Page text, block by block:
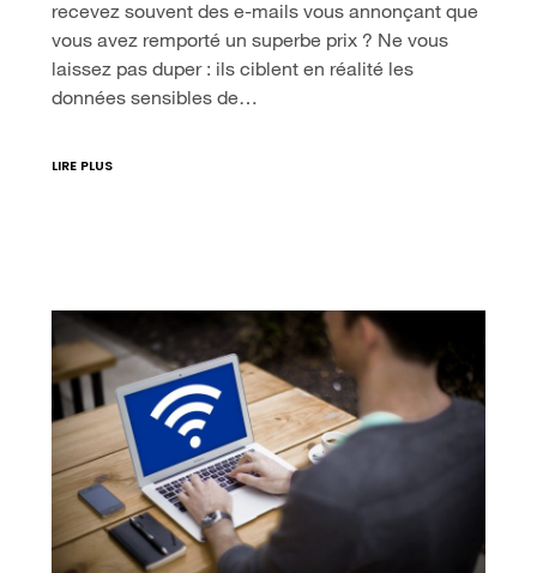
recevez souvent des e-mails vous annonçant que
vous avez remporté un superbe prix ? Ne vous
laissez pas duper : ils ciblent en réalité les
données sensibles de…
LIRE PLUS